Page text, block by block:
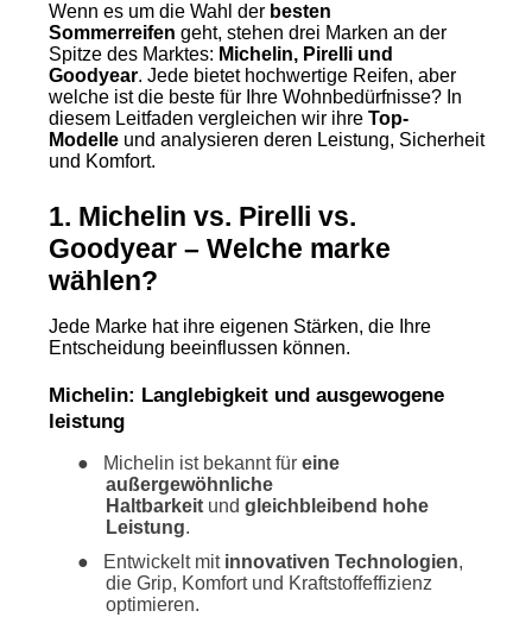
4.1. Überprüfung der Profiltiefe
4.2. Reifendruck regelmäßig kontrollieren
4.3. Regelmäßiger Reifenwechsel
5. Fazit
Wenn es um die Wahl der besten
Sommerreifen geht, stehen drei Marken an der
Spitze des Marktes: Michelin, Pirelli und
Goodyear. Jede bietet hochwertige Reifen, aber
welche ist die beste für Ihre Wohnbedürfnisse? In
diesem Leitfaden vergleichen wir ihre Top-
Modelleund analysieren deren Leistung, Sicherheit
und Komfort.
1. Michelin vs. Pirelli vs.
Goodyear – Welche marke
wählen?
Jede Marke hat ihre eigenen Stärken, die Ihre
Entscheidung beeinflussen können.
Michelin: Langlebigkeit und ausgewogene
leistung
● Michelin ist bekannt für eine
außergewöhnliche
Haltbarkeitund gleichbleibend hohe
Leistung.
●
Entwickelt mit innovativen Technologien,
die Grip, Komfort und Kraftstoffeffizienz
optimieren.